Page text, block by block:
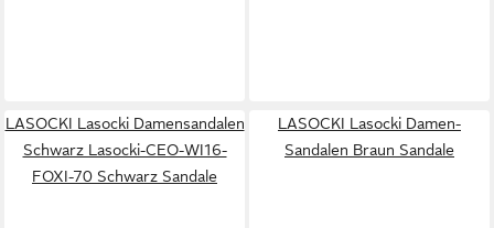
LASOCKI Lasocki Damensandalen
Schwarz Lasocki-CEO-WI16-
FOXI-70 Schwarz Sandale
LASOCKI Lasocki Damen-
Sandalen Braun Sandale